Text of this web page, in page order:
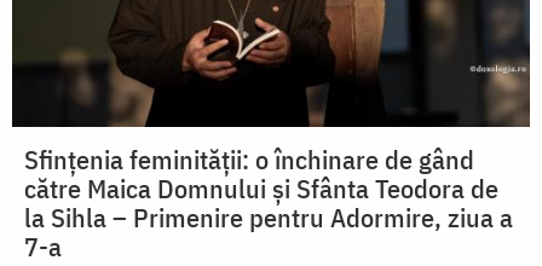
Sfințenia feminității: o închinare de gând
către Maica Domnului și Sfânta Teodora de
la Sihla – Primenire pentru Adormire, ziua a
7-a